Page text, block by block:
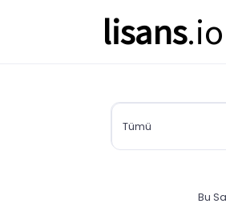
lisans.io
Tümü
Bu